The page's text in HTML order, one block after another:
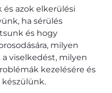
azok elkerülési
ha sérülés
és hogy
milyen
viselkedést, milyen
kezelésére és